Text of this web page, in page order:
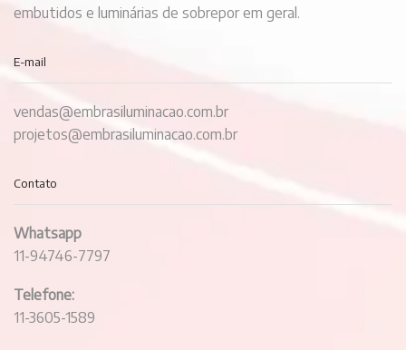
embutidos e luminárias de sobrepor em geral.
E-mail
vendas@embrasiluminacao.com.br
projetos@embrasiluminacao.com.br
Contato
Whatsapp
11-94746-7797
Telefone:
11-3605-1589